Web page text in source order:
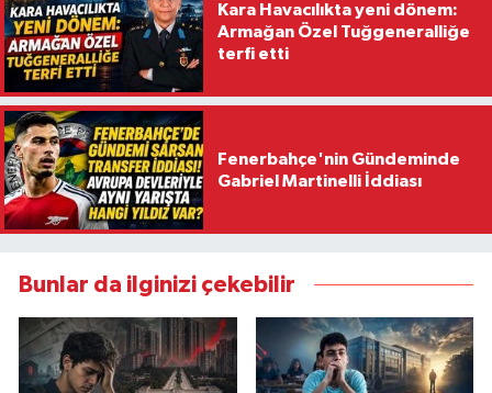
Kara Havacılıkta yeni dönem:
Armağan Özel Tuğgeneralliğe
terfi etti
Fenerbahçe'nin Gündeminde
Gabriel Martinelli İddiası
Bunlar da ilginizi çekebilir